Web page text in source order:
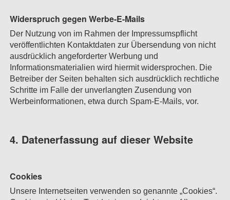
Widerspruch gegen Werbe-E-Mails
Der Nutzung von im Rahmen der Impressumspflicht
veröffentlichten Kontaktdaten zur Übersendung von nicht
ausdrücklich angeforderter Werbung und
Informationsmaterialien wird hiermit widersprochen. Die
Betreiber der Seiten behalten sich ausdrücklich rechtliche
Schritte im Falle der unverlangten Zusendung von
Werbeinformationen, etwa durch Spam-E-Mails, vor.
4. Datenerfassung auf dieser Website
Cookies
Unsere Internetseiten verwenden so genannte „Cookies“.